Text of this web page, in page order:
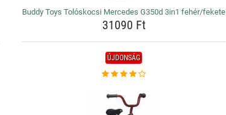
Buddy Toys Tolóskocsi Mercedes G350d 3in1 fehér/fekete
31090 Ft
ÚJDONSÁG